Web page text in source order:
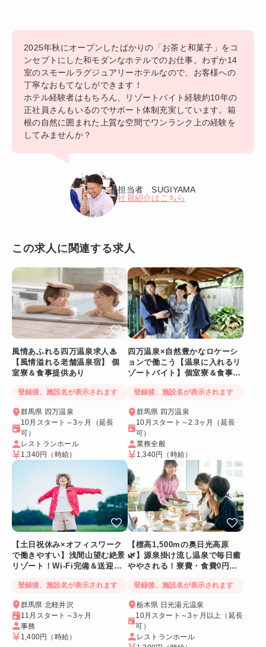
2025年秋にオープンしたばかりの「お茶と和菓子」をコ
ンセプトにした和モダンなホテルでのお仕事。わずか14
室のスモールラグジュアリーホテルなので、お客様への
丁寧なおもてなしができます！
ホテル経験者はもちろん、リゾートバイト経験約10年の
正社員さんもいるのでサポート体制充実しています。箱
根の自然に囲まれた上質な空間でワンランク上の経験を
してみませんか？
担当者 SUGIYAMA
社員紹介はこちら
この求人に関連する求人
風情あふれる四万温泉求人♨
【風情溢れる老舗温泉宿】 個
室寮＆食事提供あり
登録後、施設名が表示されます
群馬県 四万温泉
10月スタート～3ヶ月（延長
可）
レストランホール
1,340円
（時給）
四万温泉×自然豊かなロケーシ
ョンで働こう【温泉に入れるリ
ゾートバイト】個室寮＆食事提
登録後、施設名が表示されます
群馬県 四万温泉
10月スタート～2.3ヶ月（延長
可）
業務全般
1,340円
（時給）
【土日祝休み×オフィスワーク
で働きやすい】浅間山望む絶景
リゾート！Wi-Fi完備＆送迎バ
登録後、施設名が表示されます
群馬県 北軽井沢
11月スタート～3ヶ月
事務
1,400円 （時給）
【標高1,500mの奥日光高原
🌿】源泉掛け流し温泉で毎日癒
ややされる！寮費・食費0円！
登録後、施設名が表示されます
栃木県 日光湯元温泉
10月スタート～3ヶ月以上（延長
可）
レストランホール